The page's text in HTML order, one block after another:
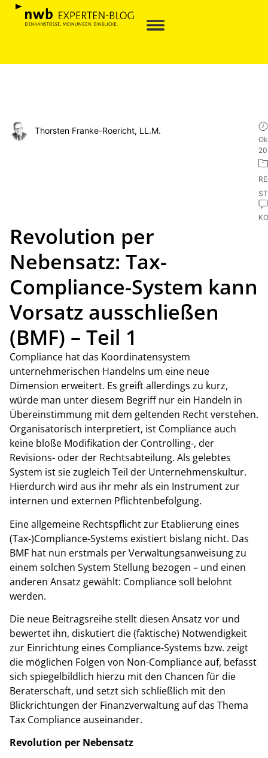
Thorsten Franke-Roericht, LL.M.
Revolution per
Nebensatz: Tax-
Compliance-System kann
Vorsatz ausschließen
(BMF) – Teil 1
Compliance hat das Koordinatensystem
unternehmerischen Handelns um eine neue
Dimension erweitert. Es greift allerdings zu kurz,
würde man unter diesem Begriff nur ein Handeln in
Übereinstimmung mit dem geltenden Recht verstehen.
Organisatorisch interpretiert, ist Compliance auch
keine bloße Modifikation der Controlling-, der
Revisions- oder der Rechtsabteilung. Als gelebtes
System ist sie zugleich Teil der Unternehmenskultur.
Hierdurch wird aus ihr mehr als ein Instrument zur
internen und externen Pflichtenbefolgung.
Eine allgemeine Rechtspflicht zur Etablierung eines
(Tax-)Compliance-Systems existiert bislang nicht. Das
BMF hat nun erstmals per Verwaltungsanweisung zu
einem solchen System Stellung bezogen – und einen
anderen Ansatz gewählt: Compliance soll belohnt
werden.
Die neue Beitragsreihe stellt diesen Ansatz vor und
bewertet ihn, diskutiert die (faktische) Notwendigkeit
zur Einrichtung eines Compliance-Systems bzw. zeigt
die möglichen Folgen von Non-Compliance auf, befasst
sich spiegelbildlich hierzu mit den Chancen für die
Beraterschaft, und setzt sich schließlich mit den
Blickrichtungen der Finanzverwaltung auf das Thema
Tax Compliance auseinander.
Revolution per Nebensatz